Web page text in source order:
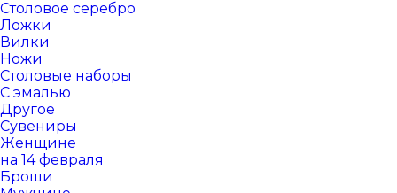
Столовое серебро
Ложки
Вилки
Ножи
Столовые наборы
С эмалью
Другое
Сувениры
Женщине
на 14 февраля
Броши